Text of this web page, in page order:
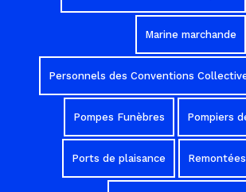
Marine marchande
Personnels des Conventions
Pompes Funèbres Pompiers
Ports de plaisance